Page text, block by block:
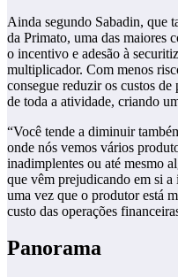
Ainda segundo Sabadin, que
da Primato, uma das maiores
o incentivo e adesão à
multiplicador. Com menos
consegue reduzir os custos
de toda a atividade, criando
“Você tende a diminuir
onde nós vemos vários
inadimplentes ou até mesmo
que vêm prejudicando em si
uma vez que o produtor está
custo das operações
Panorama